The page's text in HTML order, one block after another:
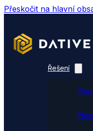
Přeskočit na hlavní
Řešení